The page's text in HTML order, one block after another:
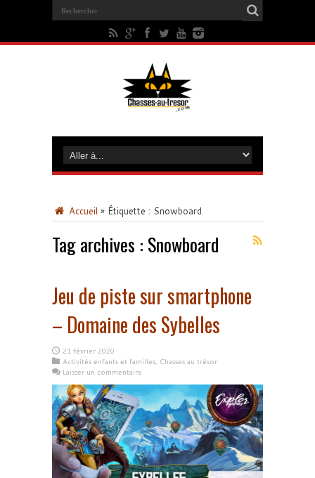
Accueil » Étiquette : Snowboard
Tag archives : Snowboard
Jeu de piste sur smartphone
– Domaine des Sybelles
21 février 2020
Activités enfants et familles, Chasses au trésor
Laisser un commentaire